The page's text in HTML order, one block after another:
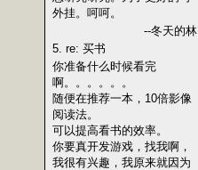
外挂。呵呵。
--冬天的林
5. re: 买书
你准备什么时候看完
啊。。。。。。
随便在推荐一本，10倍影像
阅读法。
可以提高看书的效率。
你要真开发游戏，找我啊，
我很有兴趣，我原来就因为